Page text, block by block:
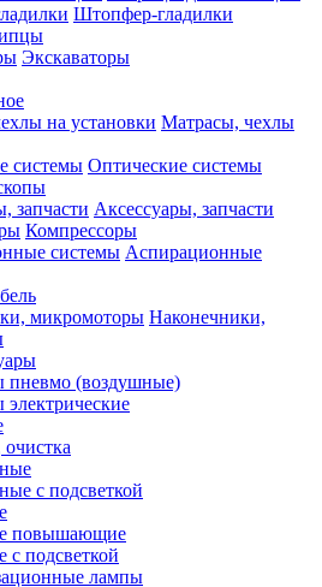
Штопфер-гладилки
Экскаваторы
Матрасы, чехлы
Оптические системы
Аксессуары, запчасти
Компрессоры
Аспирационные
Наконечники,
пневмо (воздушные)
с подсветкой
повышающие
с подсветкой